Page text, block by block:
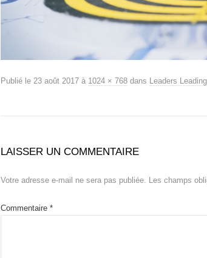
Publié le 23 août 2017 à 1024 × 768 dans Leaders
LAISSER UN COMMENTAIRE
Votre adresse e-mail ne sera pas publiée. Les champs
Commentaire *